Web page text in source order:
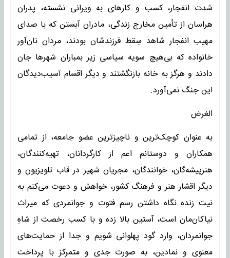
شدت انفجار، کسب و کارهای به ویرانی نشسته، پدران
هراسان از تأمین مخارج زندگی، مادران آبستن که با صدای
مهیب انفجار شاهد سِقط فرزندشان بودند، مردان نان‌آور
خانواده که بی‌هیچ سویه سیاسی زیر بمباران شهرها جان
دادند و هرگز به خانه بازنگشتند و دیگر اقسام آسیب‌دیدگان
این جنگ نمی‌آورد.
الغرض
به عنوان کوچک‌ترین و ناچیزترین عضو جامعه، از تمامی
همکاران و دوستانم اعم از کارگردانان، تهیه‌کنندگان،
هنرپیشه‌گان، خوانندگان، مجریان شهیر در قاب تلویزیون و
دیگر اقشار هنر و فرهنگ کشور، خواهش و دعوت می‌کنم به
نیت زنده نگاه داشتن رسم فتوت و جوانمردی که میراث
نیاکان‌مان است، آستین بالا زده و با کسب رخصت از شاهِ
جوانمردان، وارد گود پهلوانی شویم و جدا از حمایت‌های
معنوی و نمادین، به صورت جدی و متمرکز با پرداخت